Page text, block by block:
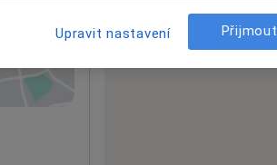
Upravit nastavení Přijmout